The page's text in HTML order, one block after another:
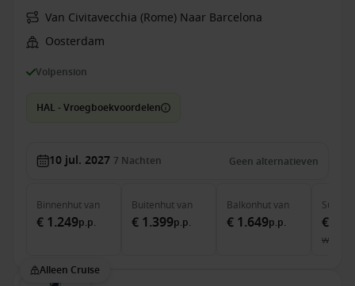
Van Civitavecchia (Rome) Naar Barcelona
Oosterdam
Volpension
HAL - Vroegboekvoordelen
10 jul. 2027 7 Nachten Geen alternatieven
Binnenhutvan
€ 1.249p.p.
Buitenhutvan
€ 1.399p.p.
Balkonhutvan
€ 1.649p.p.
Suite
€
was
Alleen Cruise